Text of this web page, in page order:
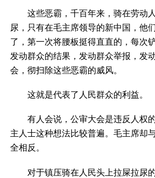
这些恶霸，千百年来，骑在劳动
尿，只有在毛主席领导的新中国，他
了，第一次将腰板挺得直直的，每次
发动群众的结果，发动群众举报，发
会，彻扫除这些恶霸的威风。
这就是代表了人民群众的利益。
有人会说，公审大会是违反人权
主人士这种想法比较普遍。毛主席却
全相反。
对于镇压骑在人民头上拉屎拉尿